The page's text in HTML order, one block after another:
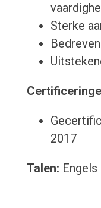
Sterke
2017
Talen: